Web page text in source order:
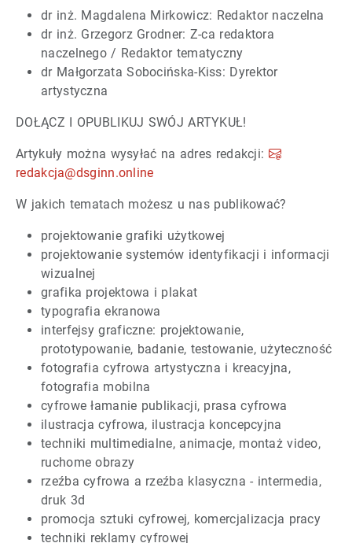
dr inż. Magdalena Mirkowicz: Redaktor naczelna
dr inż. Grzegorz Grodner: Z-ca redaktora
naczelnego / Redaktor tematyczny
dr Małgorzata Sobocińska-Kiss: Dyrektor
artystyczna
DOŁĄCZ I OPUBLIKUJ SWÓJ ARTYKUŁ!
Artykuły można wysyłać na adres redakcji:
redakcja@dsginn.online
W jakich tematach możesz u nas publikować?
projektowanie grafiki użytkowej
projektowanie systemów identyfikacji i informacji
wizualnej
grafika projektowa i plakat
typografia ekranowa
interfejsy graficzne: projektowanie,
prototypowanie, badanie, testowanie, użyteczność
fotografia cyfrowa artystyczna i kreacyjna,
fotografia mobilna
cyfrowe łamanie publikacji, prasa cyfrowa
ilustracja cyfrowa, ilustracja koncepcyjna
techniki multimedialne, animacje, montaż video,
ruchome obrazy
rzeźba cyfrowa a rzeźba klasyczna - intermedia,
druk 3d
promocja sztuki cyfrowej, komercjalizacja pracy
techniki reklamy cyfrowej